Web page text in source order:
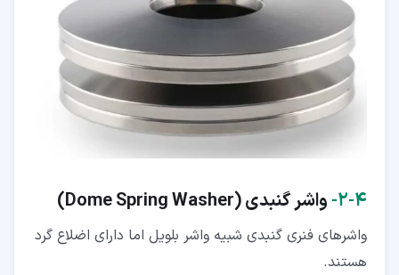
۴‏-‏۲‏- واشر گنبدی (Dome Spring Washer)
واشرهای فنری گنبدی شبیه واشر بلویل اما دارای اضلاع گرد
هستند.